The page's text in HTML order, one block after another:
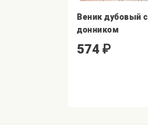
Веник дубовый с
донником
574 ₽